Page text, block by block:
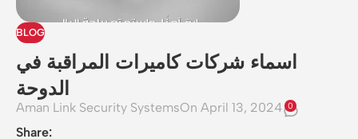
BLOG
اسماء شركات كاميرات المراقبة في
الدوحة
Aman Link Security SystemsOn April 13, 2024 0
Share: